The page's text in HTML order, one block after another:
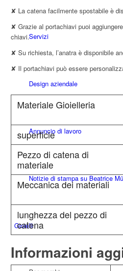
Servizi
Design aziendale
Annuncio di lavoro
Notizie di stampa su Beatrice
Gioielli
✘ La catena facilmente spostabile è
✘ Grazie al portachiavi puoi
chiavi.
✘ Su richiesta, l’anatra è disponibile
✘ Il portachiavi può essere
Materiale Gioielleria
superficie
Pezzo di catena di
materiale
Meccanica dei materiali
lunghezza del pezzo di
catena
Informazioni